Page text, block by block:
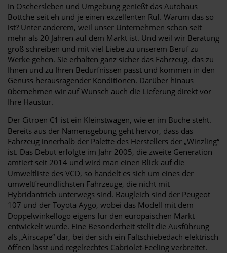
In Oschersleben und Umgebung genießt das Autohaus
Böttche seit eh und je einen exzellenten Ruf. Warum das so
ist? Unter anderem, weil unser Unternehmen schon seit
mehr als 20 Jahren auf dem Markt ist. Und weil wir Beratung
groß schreiben und mit viel Liebe zu unserem Beruf zu
Werke gehen. Sie erhalten ganz sicher das Fahrzeug, das zu
Ihnen und zu Ihren Bedürfnissen passt und kommen in den
Genuss herausragender Konditionen. Darüber hinaus
übernehmen wir auf Wunsch auch die Lieferung direkt vor
Ihre Haustür.
Der Citroen C1 ist ein Kleinstwagen, wie er im Buche steht.
Bereits aus der Namensgebung geht hervor, dass das
Fahrzeug innerhalb der Palette des Herstellers der „Winzling“
ist. Das Debüt erfolgte im Jahr 2005, die zweite Generation
amtiert seit 2014 und wird man einen Blick auf die
Umweltliste des VCD, so handelt es sich um eines der
umweltfreundlichsten Fahrzeuge, die nicht mit
Hybridantrieb unterwegs sind. Baugleich sind der Peugeot
107 und der Toyota Aygo, wobei das Modell mit dem
Doppelwinkellogo eigens für den europäischen Markt
entwickelt wurde. Eine Besonderheit stellt die Ausführung
als „Airscape“ dar, bei der sich ein Faltschiebedach elektrisch
öffnen lässt und regelrechtes Cabriolet-Feeling verbreitet.